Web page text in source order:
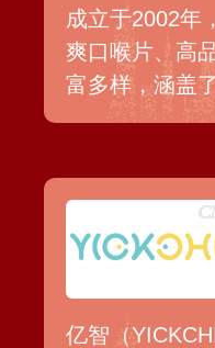
成立于2002年
爽口喉片、高
富多样，涵盖
选，结合传统
亿智（